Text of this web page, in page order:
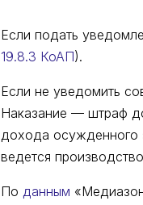
Если подать
19.8.3 КоАП).
Если не уведомить
Наказание — штраф
дохода осужденного
ведется
По данным